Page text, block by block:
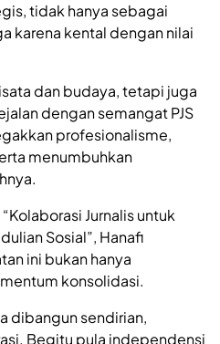
tidak hanya sebagai
karena kental dengan nilai
dan budaya, tetapi juga
dengan semangat PJS
profesionalisme,
menumbuhkan
Jurnalis untuk
Sosial”, Hanafi
ini bukan hanya
konsolidasi.
dibangun sendirian,
Begitu pula independensi